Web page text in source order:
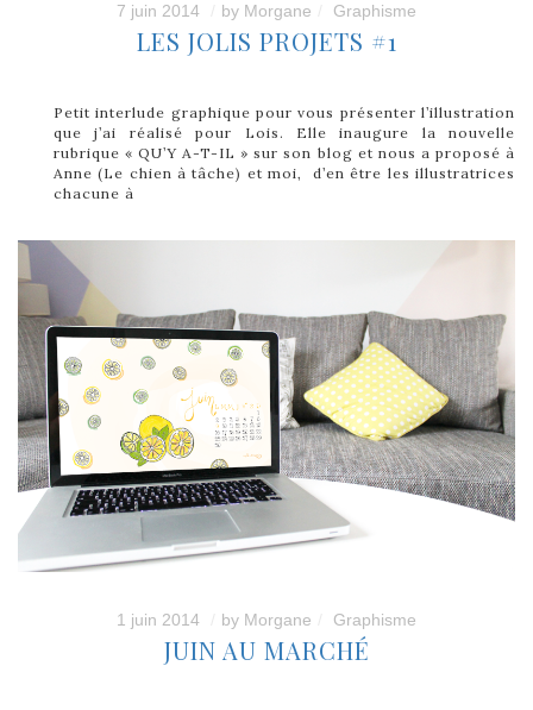
7 juin 2014 by Morgane Graphisme
LES JOLIS PROJETS #1
Petit interlude graphique pour vous présenter l’illustration
que j’ai réalisé pour Lois. Elle inaugure la nouvelle
rubrique « QU’Y A-T-IL » sur son blog et nous a proposé à
Anne (Le chien à tâche) et moi, d’en être les illustratrices
chacune à
1 juin 2014 by Morgane Graphisme
JUIN AU MARCHÉ